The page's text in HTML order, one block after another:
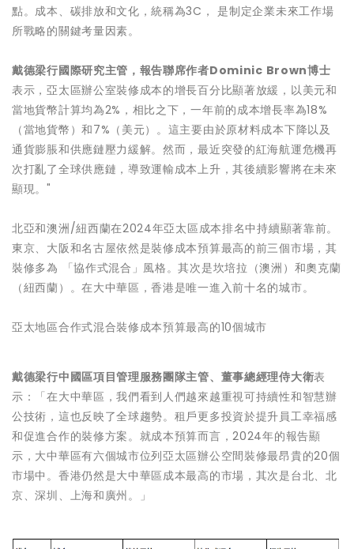
點。成本、碳排放和文化，統稱為3C， 是制定企業未來工作場
所戰略的關鍵考量因素。
戴德梁行國際研究主管，報告聯席作者Dominic Brown博士
表示，亞太區辦公室裝修成本的增長百分比顯著放緩，以美元和
當地貨幣計算均為2%，相比之下，一年前的成本增長率為18%
（當地貨幣）和7%（美元）。這主要由於原材料成本下降以及
通貨膨脹和供應鏈壓力緩解。然而，最近突發的紅海航運危機再
次打亂了全球供應鏈，導致運輸成本上升，其後續影響將在未來
顯現。"
北亞和澳洲/紐西蘭在2024年亞太區成本排名中持續顯著靠前。
東京、大阪和名古屋依然是裝修成本預算最高的前三個市場，其
裝修多為 「協作式混合」風格。其次是坎培拉（澳洲）和奧克蘭
（紐西蘭）。在大中華區，香港是唯一進入前十名的城市。
亞太地區合作式混合裝修成本預算最高的10個城市
戴德梁行中國區項目管理服務團隊主管、董事總經理侍大衛表
示：「在大中華區，我們看到人們越來越重視可持續性和智慧辦
公技術，這也反映了全球趨勢。租戶更多投資於提升員工幸福感
和促進合作的裝修方案。就成本預算而言，2024年的報告顯
示，大中華區有六個城市位列亞太區辦公空間裝修最昂貴的20個
市場中。香港仍然是大中華區成本最高的市場，其次是台北、北
京、深圳、上海和廣州。」